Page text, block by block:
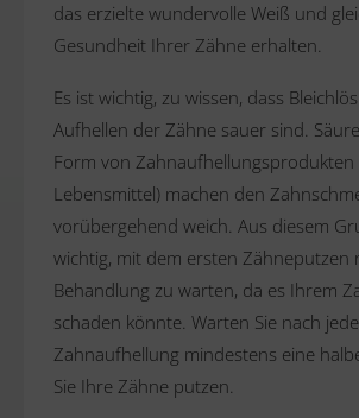
das erzielte wundervolle Weiß und
Gesundheit Ihrer Zähne erhalten.
Es ist wichtig, zu wissen, dass
Aufhellen der Zähne sauer sind.
Form von
Lebensmittel) machen den
vorübergehend weich. Aus diesem
wichtig, mit dem ersten Zähneputzen
Behandlung zu warten, da es Ihrem
schaden könnte. Warten Sie nach
Zahnaufhellung mindestens eine
Sie Ihre Zähne putzen.